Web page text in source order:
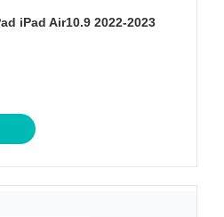
iPad Air10.9 2022-2023